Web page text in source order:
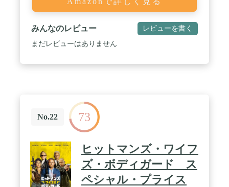
みんなのレビュー レビューを書く
まだレビューはありません
No.22 73
ヒットマンズ・ワイフ
ズ・ボディガード ス
ペシャル・プライス